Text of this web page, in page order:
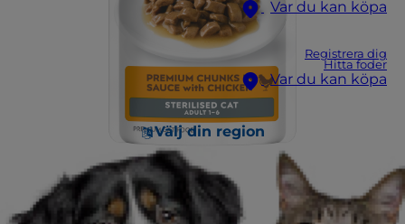
Var du kan köpa
Registrera dig
Hitta foder
Var du kan köpa
Välj din region